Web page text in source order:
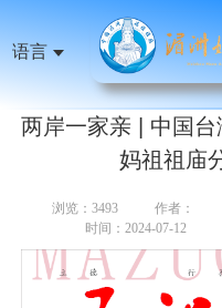
语言
两岸一家亲 | 中国
妈祖祖庙
浏览：3493 作者：
时间：2024-07-12